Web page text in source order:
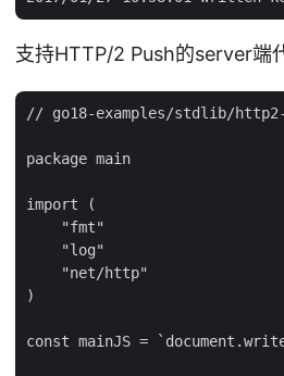
支持HTTP/2 Push的server端
// go18-examples/stdlib/
package main
import (
    "fmt"
    "log"
    "net/http"
)
const mainJS =